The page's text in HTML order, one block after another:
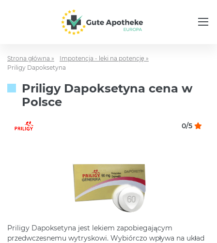
Strona główna »
Impotencja - leki na potencję »
Priligy Dapoksetyna
Priligy Dapoksetyna cena w
Polsce
0/5
Priligy Dapoksetyna jest lekiem zapobiegającym
przedwczesnemu wytryskowi. Wybiórczo wpływa na układ